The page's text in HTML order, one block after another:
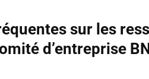
sur les
d’entreprise